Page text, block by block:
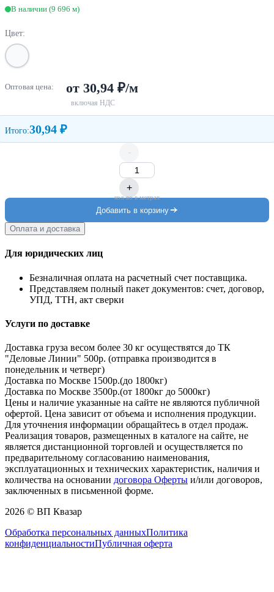
В наличии (9 696 м)
Цвет:
Оптовая цена: от 30,94 ₽/м
включая НДС
Итого:30,94 ₽
-
+
кол-во в метрах
Добавить в корзину
Оплата и доставка
Для юридических лиц
Безналичная оплата на расчетный счет поставщика.
Представляем полный пакет документов: счет, договор,
УПД, ТТН, акт сверки
Услуги по доставке
Доставка груза весом более 30 кг осуществятся до ТК
"Деловые Линии" 500р. (отправка производится в
понедельник и четверг)
Доставка по Москве 1500р.(до 1800кг)
Доставка по Москве 3500р.(от 1800кг до 5000кг)
Цены и наличие указанные на сайте не являются публичной
офертой. Цена зависит от объема и исполнения продукции.
Для уточнения информации обращайтесь в отдел продаж.
Реализация товаров, размещенных в каталоге на сайте, не
является дистанционной торговлей и осуществляется по
предварительному согласованию наименования,
эксплуатационных и технических характеристик, наличия и
количества на основании договора Оферты и/или договоров,
заключенных в письменной форме.
2026 © ВП Квазар
Обработка персональных данныхПолитика
конфиденциальностиПубличная оферта